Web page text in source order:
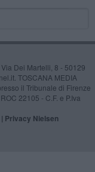
Dei Martelli, 8 - 50129
TOSCANA MEDIA
il Tribunale di Firenze
22105 - C.F. e P.Iva
Privacy Nielsen